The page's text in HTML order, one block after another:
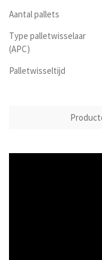
Aantal pallets
Type palletwisselaar
(APC)
Palletwisseltijd